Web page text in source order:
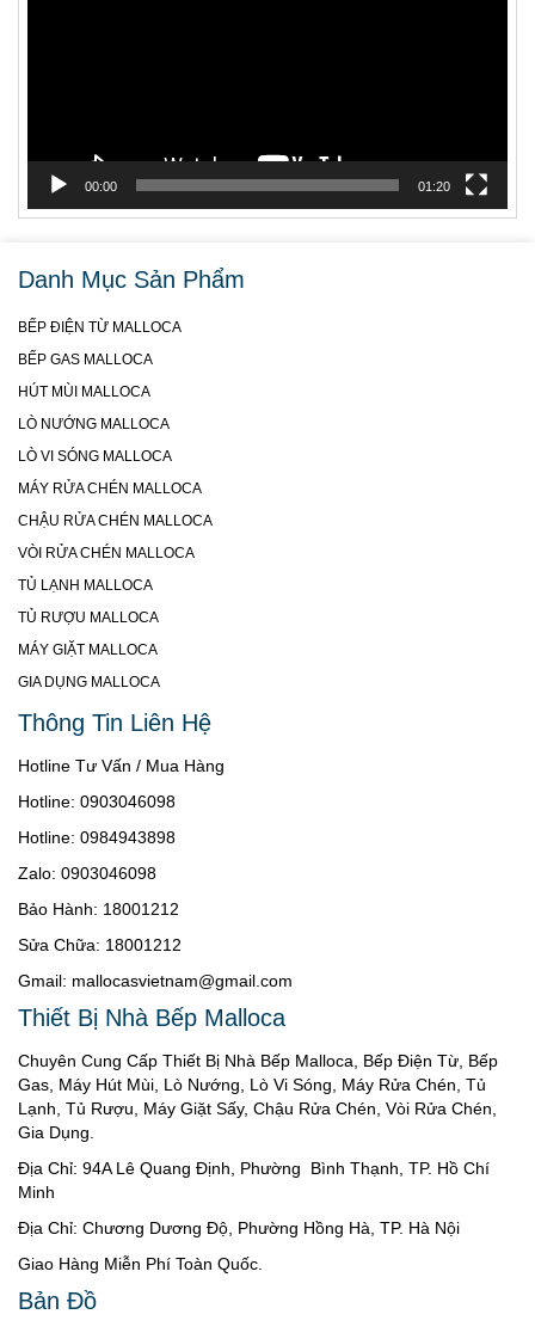
00:00 01:20
Danh Mục Sản Phẩm
BẾP ĐIỆN TỪ MALLOCA
BẾP GAS MALLOCA
HÚT MÙI MALLOCA
LÒ NƯỚNG MALLOCA
LÒ VI SÓNG MALLOCA
MÁY RỬA CHÉN MALLOCA
CHẬU RỬA CHÉN MALLOCA
VÒI RỬA CHÉN MALLOCA
TỦ LẠNH MALLOCA
TỦ RƯỢU MALLOCA
MÁY GIẶT MALLOCA
GIA DỤNG MALLOCA
Thông Tin Liên Hệ
Hotline Tư Vấn / Mua Hàng
Hotline: 0903046098
Hotline: 0984943898
Zalo: 0903046098
Bảo Hành: 18001212
Sửa Chữa: 18001212
Gmail: mallocasvietnam@gmail.com
Thiết Bị Nhà Bếp Malloca
Chuyên Cung Cấp Thiết Bị Nhà Bếp Malloca, Bếp Điện Từ, Bếp
Gas, Máy Hút Mùi, Lò Nướng, Lò Vi Sóng, Máy Rửa Chén, Tủ
Lạnh, Tủ Rượu, Máy Giặt Sấy, Chậu Rửa Chén, Vòi Rửa Chén,
Gia Dụng.
Địa Chỉ: 94A Lê Quang Định, Phường Bình Thạnh, TP. Hồ Chí
Minh
Địa Chỉ: Chương Dương Độ, Phường Hồng Hà, TP. Hà Nội
Giao Hàng Miễn Phí Toàn Quốc.
Bản Đồ